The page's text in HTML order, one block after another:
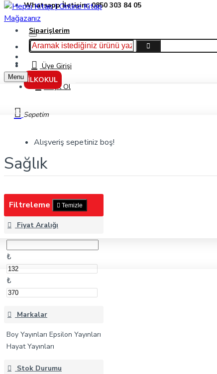
Whatsapp İletişim: 0850 303 84 05
Siparişlerim
Hakkımızda
İletişimÜye Girişi
Kayıt Ol
Sepetim
Alışveriş sepetiniz boş!
İLKOKUL
Menu
Kültür
Sağlık
Filtreleme Temizle
Fiyat Aralığı
₺
₺
Markalar
Boy Yayınları Epsilon Yayınları
Hayat Yayınları
Stok Durumu